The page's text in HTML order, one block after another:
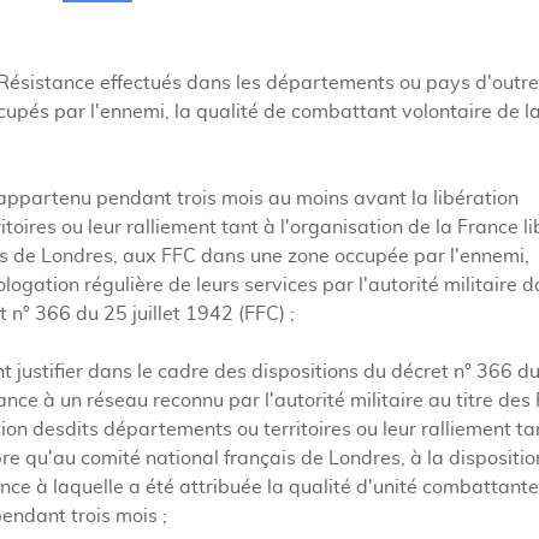
effectués dans les départements ou pays
par l'ennemi, la qualité de combattant volontaire de
pendant trois mois au moins avant la libération
ou leur ralliement tant à l'organisation de la France
Londres, aux FFC dans une zone occupée par l'ennemi,
régulière de leurs services par l'autorité militaire
366 du 25 juillet 1942 (FFC) ;
justifier dans le cadre des dispositions du décret n° 366
à un réseau reconnu par l'autorité militaire au titre des
desdits départements ou territoires ou leur ralliement
qu'au comité national français de Londres, à la
à laquelle a été attribuée la qualité d'unité
trois mois ;